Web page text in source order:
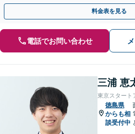
倫相談は初回0円】【全国対応】
料金表を見る
電話でお問い合わせ
三浦 恵
東京スタート
徳島県
からも相
談受付中